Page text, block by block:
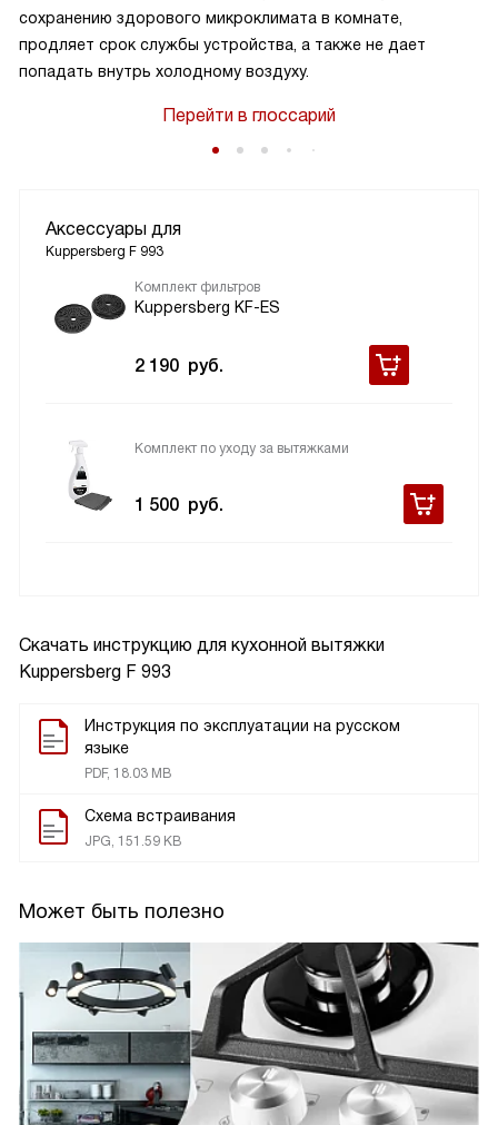
Скачать инструкцию для кухонной вытяжки
Kuppersberg F 993
Инструкция по эксплуатации на русском
языке
PDF, 18.03 MB
Схема встраивания
JPG, 151.59 KB
Может быть полезно
сохранению здорового микроклимата в комнате,
продляет срок службы устройства, а также не дает
попадать внутрь холодному воздуху.
Перейти в глоссарий
Аксессуары для
Kuppersberg F 993
Комплект фильтров
Kuppersberg KF-ES
2 190 руб.
Комплект по уходу за вытяжками
1 500 руб.